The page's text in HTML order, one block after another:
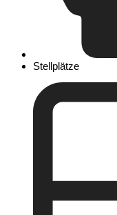
Stellplätze